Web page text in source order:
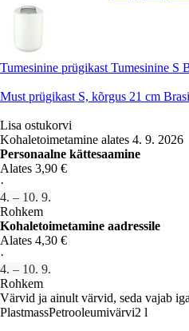
Tumesinine prügikast Tumesinine S
Must prügikast S, kõrgus 21 cm
Lisa ostukorvi
Kohaletoimetamine alates 4. 9. 2026
Personaalne kättesaamine
Alates 3,90 €
·
4. – 10. 9.
Rohkem
Kohaletoimetamine aadressile
Alates 4,30 €
·
4. – 10. 9.
Rohkem
Värvid ja ainult värvid, seda vajab
PlastmassPetrooleumivärvi2 l